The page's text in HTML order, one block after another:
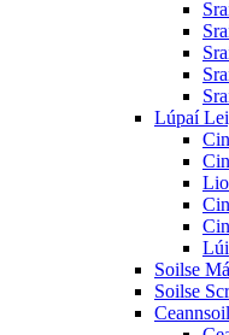
Lúpaí
Soilse
Soilse